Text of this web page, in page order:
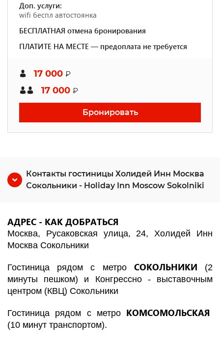
Доп. услуги:
wifi беспл автостоянка
БЕСПЛАТНАЯ отмена бронирования
ПЛАТИТЕ НА МЕСТЕ — предоплата не требуется
17 000 ₽
17 000 ₽
Бронировать
Контакты гостиницы Холидей Инн Москва
Сокольники - Holiday Inn Moscow Sokolniki
АДРЕС - КАК ДОБРАТЬСЯ
Москва, Русаковская улица, 24, Холидей Инн
Москва Сокольники
Гостиница рядом с метро СОКОЛЬНИКИ (2
минуты пешком) и Конгрессно - выставочным
центром (КВЦ) Сокольники
Гостиница рядом с метро КОМСОМОЛЬСКАЯ
(10 минут транспортом).